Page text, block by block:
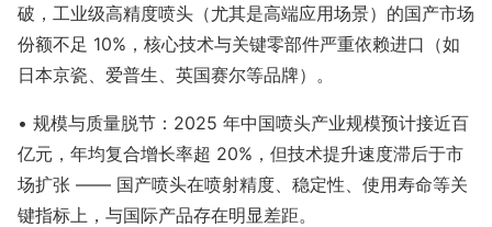
破，工业级高精度喷头（尤其是高端应用场景）的国产市场
份额不足 10%，核心技术与关键零部件严重依赖进口（如
日本京瓷、爱普生、英国赛尔等品牌）。
• 规模与质量脱节：2025 年中国喷头产业规模预计接近百
亿元，年均复合增长率超 20%，但技术提升速度滞后于市
场扩张 —— 国产喷头在喷射精度、稳定性、使用寿命等关
键指标上，与国际产品存在明显差距。